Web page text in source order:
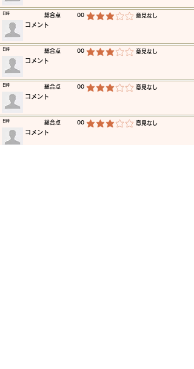
​総合点 00 平均評価 3 /5 ​意見なし
​日時
​コメント
​総合点 00 平均評価 3 /5 ​意見なし
​日時
​コメント
​総合点 00 平均評価 3 /5 ​意見なし
​日時
​コメント
​総合点 00 平均評価 3 /5 ​意見なし
​日時
​コメント